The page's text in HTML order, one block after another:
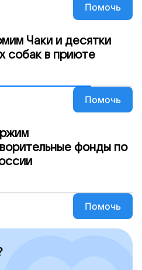
Помочь
Чаки и десятки
собак в приюте
Помочь
фонды по
Помочь